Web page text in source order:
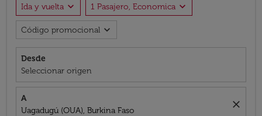
Ida y vuelta expand_more 1 Pasajero, Economica expand_more
Código promocional expand_more
Desde
Seleccionar origen
A
Uagadugú (OUA), Burkina Faso
close